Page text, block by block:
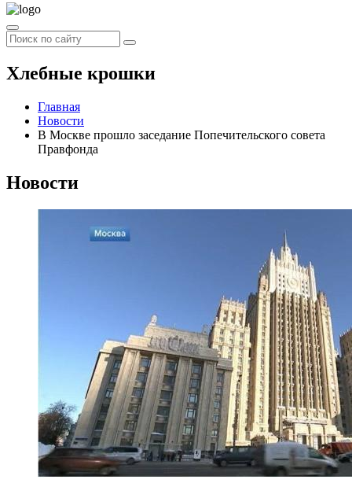
Хлебные крошки
Главная
Новости
В Москве прошло заседание Попечительского совета
Правфонда
Новости